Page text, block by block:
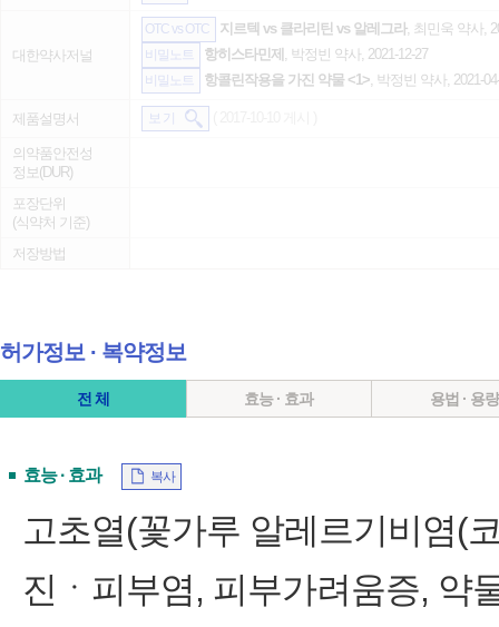
대한약사저널
OTC vs OTC 지르텍 vs 클라리틴 vs 알레그라, 최민욱 약사,
비밀노트 항히스타민제 , 박정빈 약사, 2021-12-27
비밀노트 항콜린작용을 가진 약물 <1>, 박정빈 약사, 2021-
제품설명서 보 기
의약품안전성
정보(DUR)
포장단위
(식약처 기준)
저장방법
허가정보 ∙ 복약정보
전 체 효능 · 효과 용법 · 용량
효능 · 효과 복사
고초열(꽃가루 알레르기비염(
진ㆍ피부염, 피부가려움증, 약